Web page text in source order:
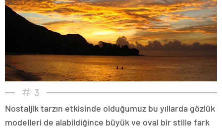
3
Nostaljik tarzın etkisinde olduğumuz bu yıllarda gözlük
modelleri de alabildiğince büyük ve oval bir stille fark